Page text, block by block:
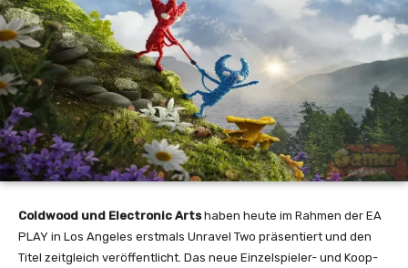
Coldwood und Electronic Artshaben heute im Rahmen der EA
PLAY in Los Angeles erstmals Unravel Two präsentiert und den
Titel zeitgleich veröffentlicht. Das neue Einzelspieler- und Koop-